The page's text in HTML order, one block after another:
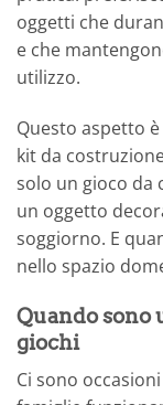
oggetti che
e che
utilizzo.
Questo aspetto
kit da
solo un gioco da
un oggetto
soggiorno. E
nello spazio
Quando sono
giochi
Ci sono